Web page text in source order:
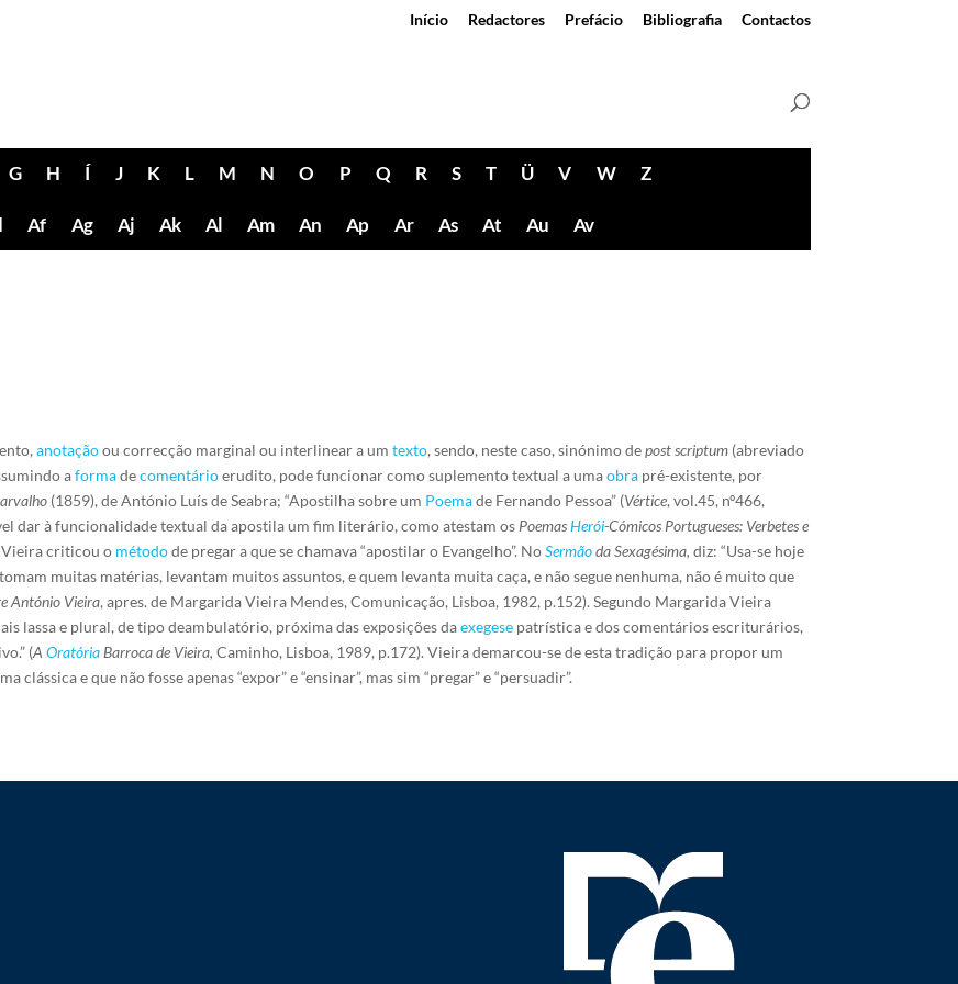
Início Redactores Prefácio Bibliografia Contactos
G H Í J K L M N O P Q R S T Ü V W Z
Af Ag Aj Ak Al Am An Ap Ar As At Au Av
anotaçãoou correcção marginal ou interlinear a umtexto, sendo, neste caso, sinónimo depost scriptum (abreviado
aformadecomentárioerudito, pode funcionar como suplemento textual a umaobra pré-existente, por
(1859), de António Luís de Seabra; “Apostilha sobre um Poemade Fernando Pessoa” (Vértice, vol.45, nº466,
dar à funcionalidade textual da apostila um fim literário, como atestam os PoemasHerói-Cómicos Portugueses: Verbetes e
Vieira criticou o métodode pregar a que se chamava “apostilar o Evangelho”. NoSermãoda Sexagésima,diz: “Usa-se hoje
muitas matérias, levantam muitos assuntos, e quem levanta muita caça, e não segue nenhuma, não é muito que
António Vieira, apres. de Margarida Vieira Mendes, Comunicação, Lisboa, 1982, p.152). Segundo Margarida Vieira
lassa e plural, de tipo deambulatório, próxima das exposições daexegese patrística e dos comentários escriturários,
(AOratória Barroca de Vieira, Caminho, Lisboa, 1989, p.172). Vieira demarcou-se de esta tradição para propor um
e que não fosse apenas “expor” e “ensinar”, mas sim “pregar” e “persuadir”.